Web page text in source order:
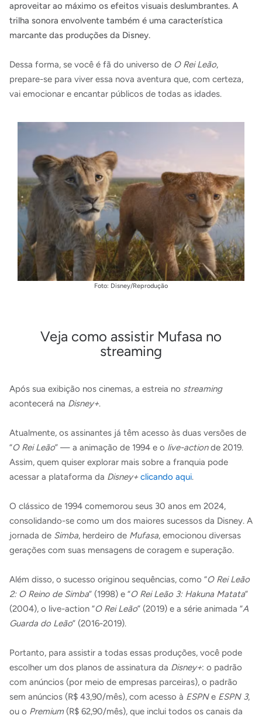
aproveitar ao máximo os efeitos visuais deslumbrantes. A
trilha sonora envolvente também é uma característica
marcante das produções da Disney.
Dessa forma, se você é fã do universo de O Rei Leão,
prepare-se para viver essa nova aventura que, com certeza,
vai emocionar e encantar públicos de todas as idades.
Foto: Disney/Reprodução
Veja como assistir Mufasa no
streaming
Após sua exibição nos cinemas, a estreia no streaming
acontecerá na Disney+.
Atualmente, os assinantes já têm acesso às duas versões de
“O Rei Leão” — a animação de 1994 e o live-actionde 2019.
Assim, quem quiser explorar mais sobre a franquia pode
acessar a plataforma da Disney+clicando aqui.
O clássico de 1994 comemorou seus 30 anos em 2024,
consolidando-se como um dos maiores sucessos da Disney. A
jornada de Simba, herdeiro de Mufasa, emocionou diversas
gerações com suas mensagens de coragem e superação.
Além disso, o sucesso originou sequências, como “O Rei Leão
2: O Reino de Simba” (1998) e “O Rei Leão 3: Hakuna Matata”
(2004), o live-action “O Rei Leão” (2019) e a série animada “A
Guarda do Leão” (2016-2019).
Portanto, para assistir a todas essas produções, você pode
escolher um dos planos de assinatura da Disney+: o padrão
com anúncios (por meio de empresas parceiras), o padrão
sem anúncios (R$ 43,90/mês), com acesso à ESPNe ESPN 3,
ou o Premium (R$ 62,90/mês), que inclui todos os canais da